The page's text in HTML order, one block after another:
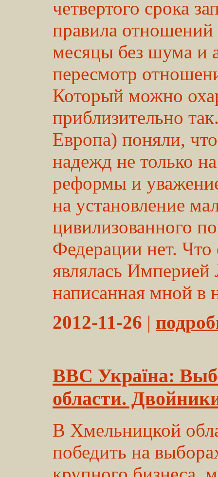
четвертого срока
правила
месяцы без шума и
пересмотр
Который можно
приблизительно
Европа) поняли,
надежд не только
реформы и
на установление
цивилизованного
Федерации нет.
являлась
написанная мной в
2012-11-26 |
ВВС Україна:
области.
В Хмельницкой
победить на